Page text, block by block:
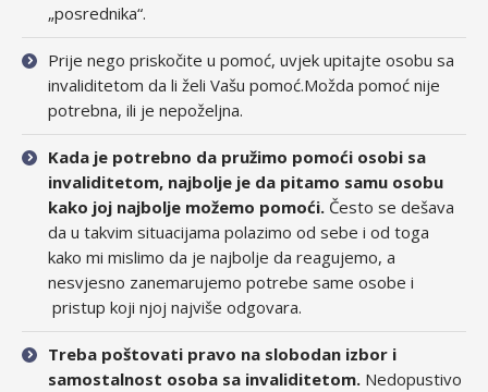
„posrednika“.
Prije nego priskočite u pomoć, uvjek upitajte osobu sa
invaliditetom da li želi Vašu pomoć.Možda pomoć nije
potrebna, ili je nepoželjna.
Kada je potrebno da pružimo pomoći osobi sa
invaliditetom, najbolje je da pitamo samu osobu
kako joj najbolje možemo pomoći. Često se dešava
da u takvim situacijama polazimo od sebe i od toga
kako mi mislimo da je najbolje da reagujemo, a
nesvjesno zanemarujemo potrebe same osobe i
pristup koji njoj najviše odgovara.
Treba poštovati pravo na slobodan izbor i
samostalnost osoba sa invaliditetom. Nedopustivo